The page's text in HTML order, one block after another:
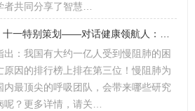
共同分享了智慧…
：我国有大约一亿人受到慢阻肺的困
因的排行榜上排在第三位！慢阻肺为
最顶尖的呼吸团队，会带来哪些研究
呢？更多详情，请关…